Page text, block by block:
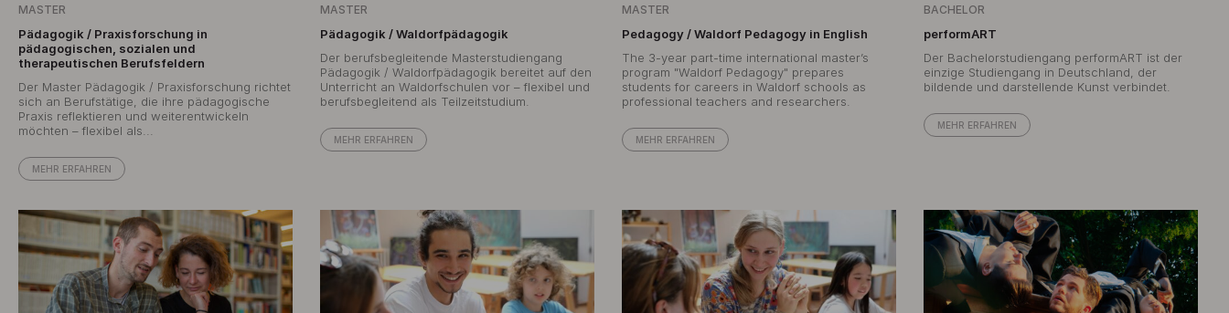
MASTER
Pädagogik / Praxisforschung in
pädagogischen, sozialen und
therapeutischen Berufsfeldern
Der Master Pädagogik / Praxisforschung richtet
sich an Berufstätige, die ihre pädagogische
Praxis reflektieren und weiterentwickeln
möchten – flexibel als...
MEHR ERFAHREN
MASTER
Pädagogik / Waldorfpädagogik
Der berufsbegleitende Masterstudiengang
Pädagogik / Waldorfpädagogik bereitet auf den
Unterricht an Waldorfschulen vor – flexibel und
berufsbegleitend als Teilzeitstudium.
MEHR ERFAHREN
MASTER
Pedagogy / Waldorf Pedagogy in English
The 3-year part-time international master’s
program "Waldorf Pedagogy" prepares
students for careers in Waldorf schools as
professional teachers and researchers.
MEHR ERFAHREN
BACHELOR
performART
Der Bachelorstudiengang performART ist der
einzige Studiengang in Deutschland, der
bildende und darstellende Kunst verbindet.
MEHR ERFAHREN